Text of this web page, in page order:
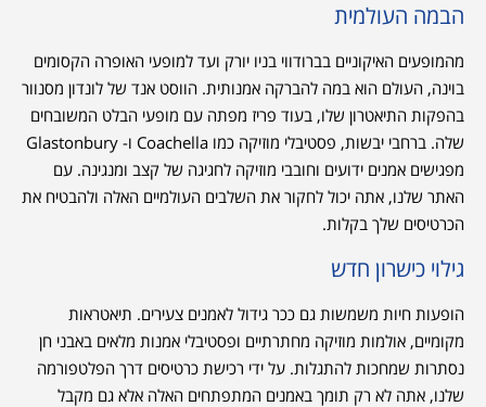
הבמה העולמית
מהמופעים האיקוניים בברודווי בניו יורק ועד למופעי האופרה הקסומים
בוינה, העולם הוא במה להברקה אמנותית. הווסט אנד של לונדון מסנוור
בהפקות התיאטרון שלו, בעוד פריז מפתה עם מופעי הבלט המשובחים
שלה. ברחבי יבשות, פסטיבלי מוזיקה כמו Coachella ו- Glastonbury
מפגישים אמנים ידועים וחובבי מוזיקה לחגיגה של קצב ומנגינה. עם
האתר שלנו, אתה יכול לחקור את השלבים העולמיים האלה ולהבטיח את
הכרטיסים שלך בקלות.
גילוי כישרון חדש
הופעות חיות משמשות גם ככר גידול לאמנים צעירים. תיאטראות
מקומיים, אולמות מוזיקה מחתרתיים ופסטיבלי אמנות מלאים באבני חן
נסתרות שמחכות להתגלות. על ידי רכישת כרטיסים דרך הפלטפורמה
שלנו, אתה לא רק תומך באמנים המתפתחים האלה אלא גם מקבל